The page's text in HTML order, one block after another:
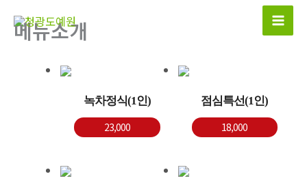
메뉴소개
녹차정식(1인)
23,000
점심특선(1인)
18,000